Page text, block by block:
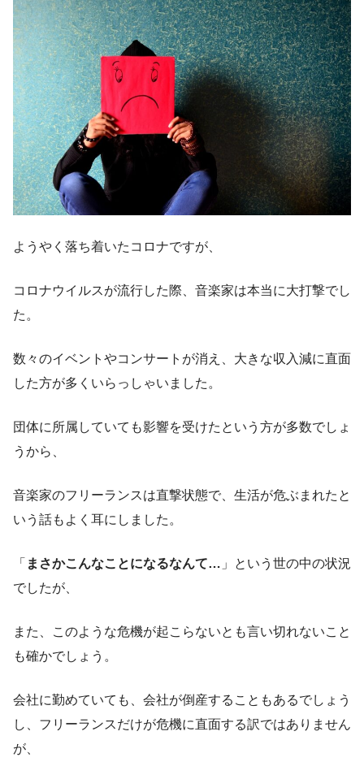
ようやく落ち着いたコロナですが、
コロナウイルスが流行した際、音楽家は本当に大打撃でし
た。
数々のイベントやコンサートが消え、大きな収入減に直面
した方が多くいらっしゃいました。
団体に所属していても影響を受けたという方が多数でしょ
うから、
音楽家のフリーランスは直撃状態で、生活が危ぶまれたと
いう話もよく耳にしました。
「 まさかこんなことになるなんて… 」という世の中の状況
でしたが、
また、このような危機が起こらないとも言い切れないこと
も確かでしょう。
会社に勤めていても、会社が倒産することもあるでしょう
し、フリーランスだけが危機に直面する訳ではありません
が、